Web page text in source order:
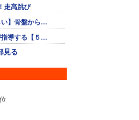
走高跳び
い】骨盤から…
指導する【５…
見る